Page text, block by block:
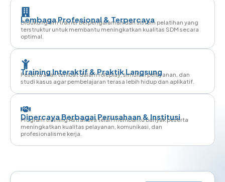
Lembaga Profesional & Terpercaya
Didukung tim trainer berpengalaman dan sistem pelatihan yang
terstruktur untuk membantu meningkatkan kualitas SDM secara
optimal.
Training Interaktif & Praktik Langsung
Peserta akan terlibat dalam roleplay, simulasi pelayanan, dan
studi kasus agar pembelajaran terasa lebih hidup dan aplikatif.
Dipercaya Berbagai Perusahaan & Institusi
Program training Astranova telah membantu banyak peserta
meningkatkan kualitas pelayanan, komunikasi, dan
profesionalisme kerja.